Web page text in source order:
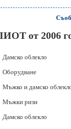
от 2006
Дамско облекло
Оборудване
Мъжко и дамско
Мъжки ризи
Дамско облекло